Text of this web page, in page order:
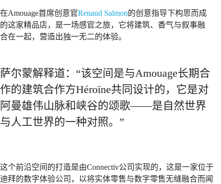
在Amouage首席创意官Renaud Salmon的创意指导下构思而成
的这家精品店，是一场感官之旅，它将建筑、香气与叙事融
合在一起，营造出独一无二的体验。
萨尔蒙解释道：“该空间是与Amouage长期合
作的建筑合作方Héroïne共同设计的，它是对
阿曼雄伟山脉和峡谷的颂歌——是自然世界
与人工世界的一种对照。”
这个前沿空间的打造是由Connectiv公司实现的，这是一家位于
迪拜的数字体验公司，以将实体零售与数字零售无缝融合而闻